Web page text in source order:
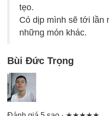
tẹo.
Có dịp mình sẽ tới
những món khác.
Bùi Đức Trọng